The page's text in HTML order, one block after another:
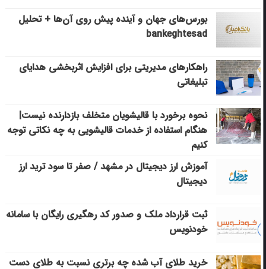
بورس‌های جهان و آینده پیش روی آن‌ها + تحلیل
bankeghtesad
راهکارهای مدیریتی برای افزایش اثربخشی هدایای
تبلیغاتی
نحوه برخورد با قالیشویان متخلف بازدارنده نیست|
هنگام استفاده از خدمات قالیشویی به چه نکاتی توجه
کنیم
آموزش ارز دیجیتال در مشهد / صفر تا سود ترید ارز
دیجیتال
ثبت قرارداد ملک و صدور کد رهگیری رایگان با سامانه
خودنویس
خرید طلای آب شده چه برتری نسبت به طلای دست